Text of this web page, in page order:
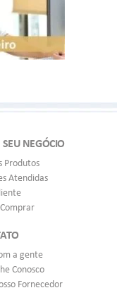
NEGÓCIO
Produtos
Atendidas
a gente
Conosco
Fornecedor